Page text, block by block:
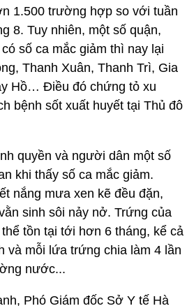
1.500 trường hợp so với tuần
8. Tuy nhiên, một số quận,
số ca mắc giảm thì nay lại
Thanh Xuân, Thanh Trì, Gia
Hồ… Điều đó chứng tỏ xu
bệnh sốt xuất huyết tại Thủ đô
quyền và người dân một số
khi thấy số ca mắc giảm.
nắng mưa xen kẽ đều đặn,
sinh sôi nảy nở. Trứng của
thể tồn tại tới hơn 6 tháng, kể cả
và mỗi lứa trứng chia làm 4 lần
nước...
Phó Giám đốc Sở Y tế Hà